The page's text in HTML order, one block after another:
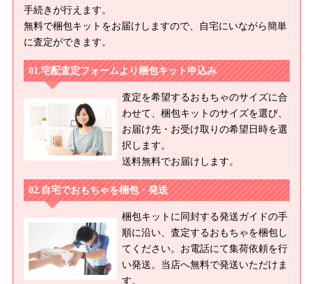
手続きが行えます。
無料で梱包キットをお届けしますので、自宅にいながら簡単
に査定ができます。
宅配査定フォームより梱包キット申込み
査定を希望するおもちゃのサイズに合
わせて、梱包キットのサイズを選び、
お届け先・お受け取りの希望日時を選
択します。
送料無料でお届けします。
自宅でおもちゃを梱包・発送
梱包キットに同封する発送ガイドの手
順に沿い、査定するおもちゃを梱包し
てください。お電話にて集荷依頼を行
い発送。当店へ無料で発送いただけま
す。